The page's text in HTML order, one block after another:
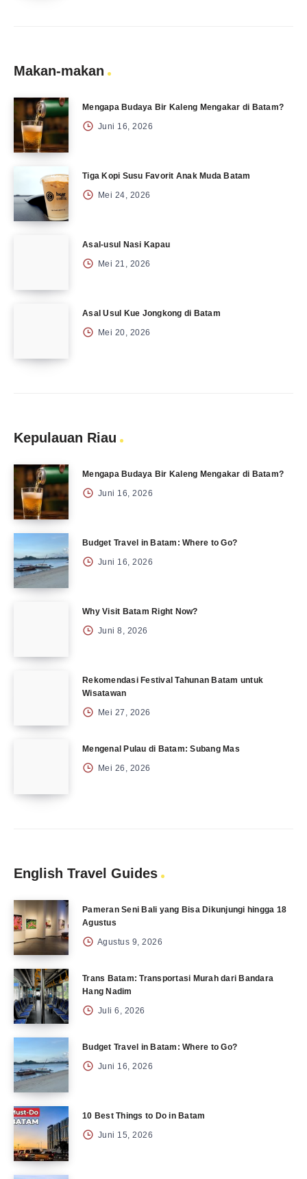
Makan-makan
Mengapa Budaya Bir Kaleng Mengakar di Batam?
Juni 16, 2026
Tiga Kopi Susu Favorit Anak Muda Batam
Mei 24, 2026
Asal-usul Nasi Kapau
Mei 21, 2026
Asal Usul Kue Jongkong di Batam
Mei 20, 2026
Kepulauan Riau
Mengapa Budaya Bir Kaleng Mengakar di Batam?
Juni 16, 2026
Budget Travel in Batam: Where to Go?
Juni 16, 2026
Why Visit Batam Right Now?
Juni 8, 2026
Rekomendasi Festival Tahunan Batam untuk
Wisatawan
Mei 27, 2026
Mengenal Pulau di Batam: Subang Mas
Mei 26, 2026
English Travel Guides
Pameran Seni Bali yang Bisa Dikunjungi hingga 18
Agustus
Agustus 9, 2026
Trans Batam: Transportasi Murah dari Bandara
Hang Nadim
Juli 6, 2026
Budget Travel in Batam: Where to Go?
Juni 16, 2026
10 Best Things to Do in Batam
Juni 15, 2026